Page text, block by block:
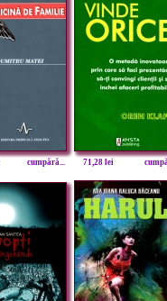
cumpără... 71,28 lei